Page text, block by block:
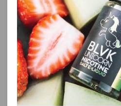
آخرین بروزرسانی
قیمت: 20 ساعت پیش
تمامی قیمت ها بروز
هستند.
- +